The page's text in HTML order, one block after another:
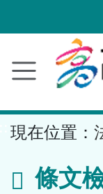
內
容
現在位置：
條文